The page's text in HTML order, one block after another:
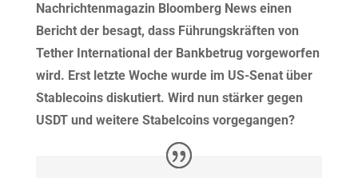
Nachrichtenmagazin Bloomberg News einen
Bericht der besagt, dass Führungskräften von
Tether International der Bankbetrug vorgeworfen
wird. Erst letzte Woche wurde im US-Senat über
Stablecoins diskutiert. Wird nun stärker gegen
USDT und weitere Stabelcoins vorgegangen?